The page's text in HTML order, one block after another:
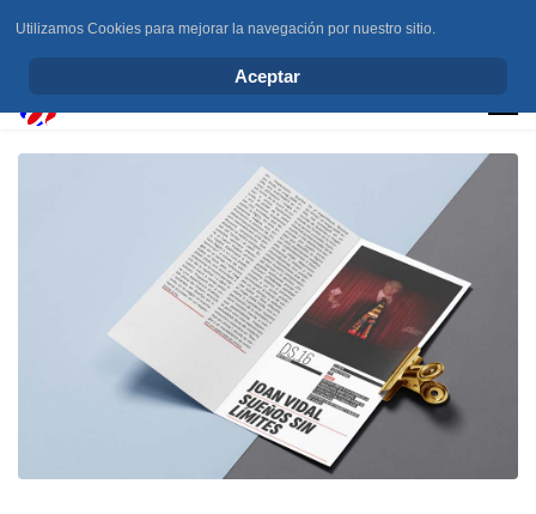
Utilizamos Cookies para mejorar la navegación por nuestro sitio.
Aceptar